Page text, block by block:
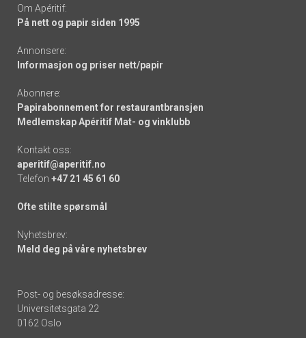
Om Apéritif:
På nett og papir siden 1995
Annonsere:
Informasjon og priser nett/papir
Abonnere:
Papirabonnement for restaurantbransjen
Medlemskap Apéritif Mat- og vinklubb
Kontakt oss:
aperitif@aperitif.no
Telefon +47 21 45 61 60
Ofte stilte spørsmål
Nyhetsbrev:
Meld deg på våre nyhetsbrev
Post- og besøksadresse:
Universitetsgata 22
0162 Oslo